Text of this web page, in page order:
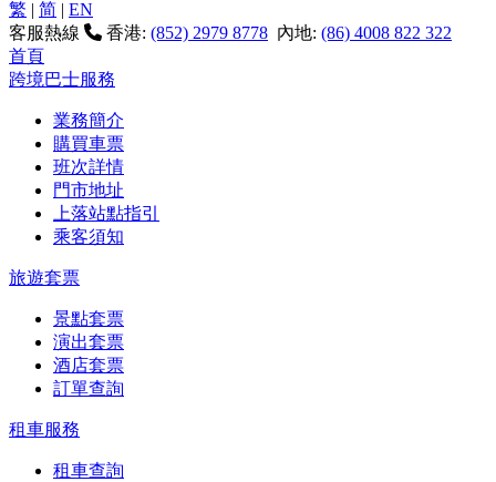
繁 | 简 | EN
客服熱線
香港: (852) 2979 8778 內地: (86) 4008 822 322
首頁
跨境巴士服務
業務簡介
購買車票
班次詳情
門市地址
上落站點指引
乘客須知
旅遊套票
景點套票
演出套票
酒店套票
訂單查詢
租車服務
租車查詢